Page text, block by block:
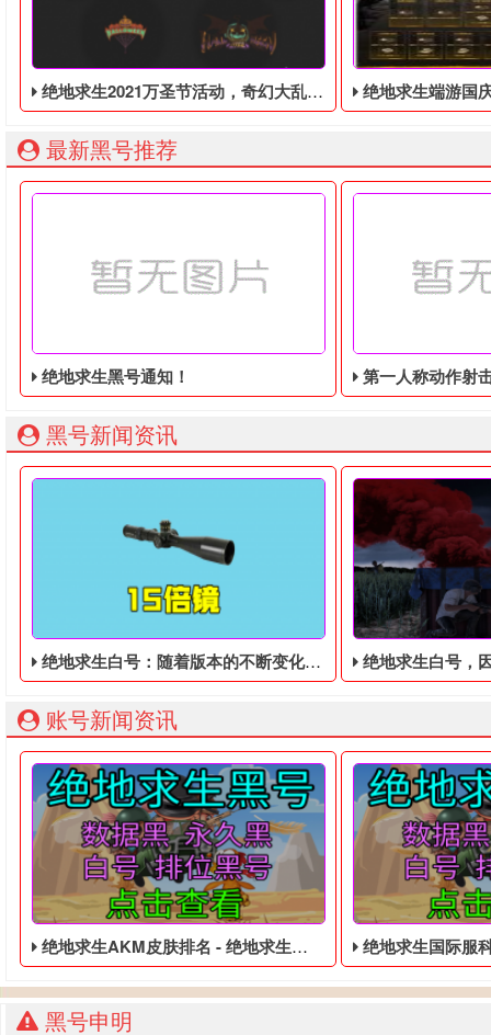
绝地求生2021万圣节活动，奇幻大乱斗回归，还有新皮肤和新地图 绝地求生端游国庆节的终极白嫖活
最新黑号推荐
绝地求生黑号通知！ 第一人称动作射击游戏《绝地
黑号新闻资讯
绝地求生白号：随着版本的不断变化，98K狙击枪从空投中移除 绝地求生白号，因服
账号新闻资讯
绝地求生AKM皮肤排名 - 绝地求生便宜的黑号 绝地求生国际服科技
黑号申明